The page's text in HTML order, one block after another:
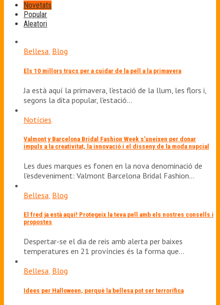
Novetats
Popular
Aleatori
Bellesa, Blog
Els 10 millors trucs per a cuidar de la pell a la primavera
Ja està aquí la primavera, l'estació de la llum, les flors i,
segons la dita popular, l'estació…
Notícies
Valmont y Barcelona Bridal Fashion Week s’uneixen per donar
impuls a la creativitat, la innovació i el disseny de la moda nupcial
Les dues marques es fonen en la nova denominació de
l'esdeveniment: Valmont Barcelona Bridal Fashion…
Bellesa, Blog
El fred ja està aquí! Protegeix la teva pell amb els nostres consells i
propostes
Despertar-se el dia de reis amb alerta per baixes
temperatures en 21 províncies és la forma que…
Bellesa, Blog
Idees per Halloween, perquè la bellesa pot ser terrorífica